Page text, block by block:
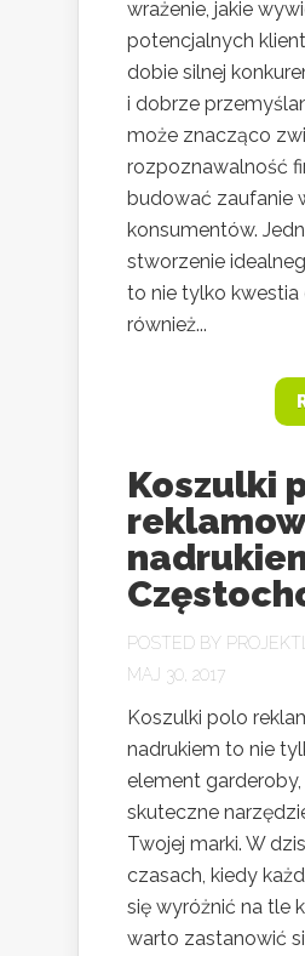
wrażenie, jakie
potencjalnych
dobie silnej
i dobrze
może znacząco
rozpoznawalność
budować zaufanie
konsumentów.
stworzenie
to nie tylko kwestia
również...
Koszulki
POSTED BY
MAJ 30, 2017
Koszulki polo
nadrukiem to nie
element
skuteczne
Twojej marki. W
czasach, kiedy
się wyróżnić na tle
warto zastanowić